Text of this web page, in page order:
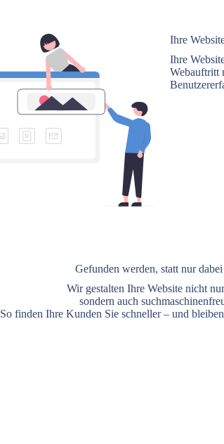
Ihre
Ihre
Webauftritt
Gefunden werden, statt nur
Wir gestalten Ihre Website nicht
sondern auch
So finden Ihre Kunden Sie schneller – und